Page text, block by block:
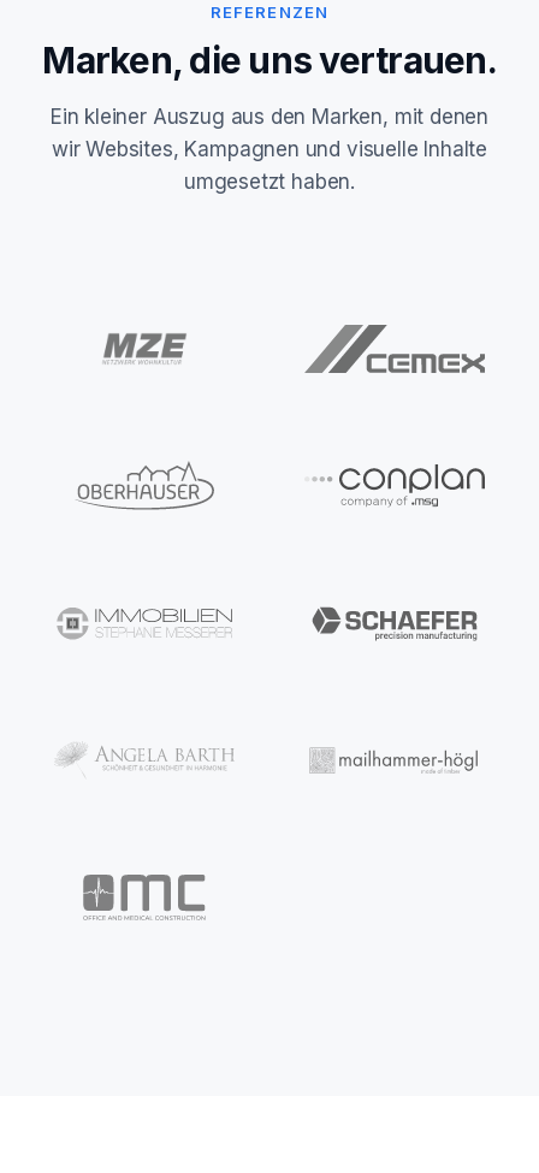
REFERENZEN
Marken, die uns vertrauen.
Ein kleiner Auszug aus den Marken, mit denen
wir Websites, Kampagnen und visuelle Inhalte
umgesetzt haben.